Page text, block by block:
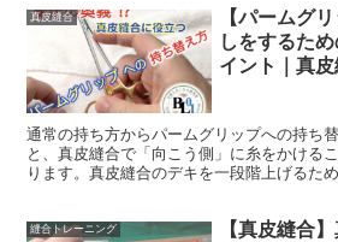
真皮縫合
【パームグ
しをするた
イント｜真
通常の持ち方からパームグリップへの持ち
と、真皮縫合で「向こう側」に糸をかける
ります。真皮縫合のデキを一段階上げるた
縫合トレーニング
【真皮縫合